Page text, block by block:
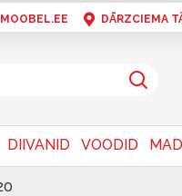
DĀRZCIEMA
DIIVANID VOODID